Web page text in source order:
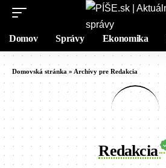
Domov Správy Ekonomika
Domovská stránka » Archívy pre Redakcia
Redakcia